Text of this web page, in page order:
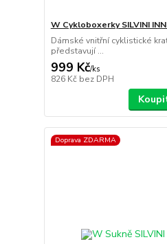
W Cykloboxerky SILVINI
Dámské vnitřní cyklistické
představují ...
999 Kč/ks
826 Kč bez DPH
Doprava ZDARMA